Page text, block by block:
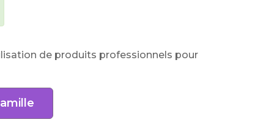
de produits professionnels pour